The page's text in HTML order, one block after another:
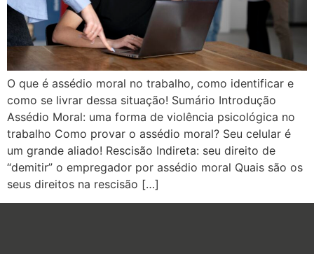
O que é assédio moral no trabalho, como identificar e
como se livrar dessa situação! Sumário Introdução
Assédio Moral: uma forma de violência psicológica no
trabalho Como provar o assédio moral? Seu celular é
um grande aliado! Rescisão Indireta: seu direito de
“demitir” o empregador por assédio moral Quais são os
seus direitos na rescisão […]